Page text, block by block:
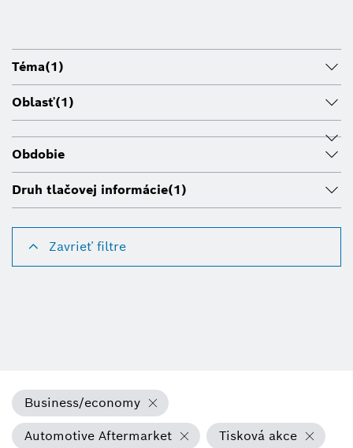
Téma(1)
Oblasť(1)
Obdobie
Druh tlačovej informácie(1)
Zavrieť filtre
Business/economy
Automotive Aftermarket
Tisková akce